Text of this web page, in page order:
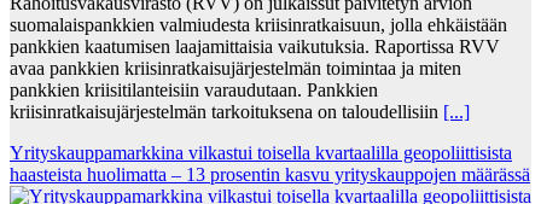
suomalaispankkien valmiudesta kriisinratkaisuun, jolla ehkäistään
pankkien kaatumisen laajamittaisia vaikutuksia. Raportissa RVV
avaa pankkien kriisinratkaisujärjestelmän toimintaa ja miten
pankkien kriisitilanteisiin varaudutaan. Pankkien
kriisinratkaisujärjestelmän tarkoituksena on taloudellisiin [...]
Yrityskauppamarkkina vilkastui toisella kvartaalilla geopoliittisista
haasteista huolimatta – 13 prosentin kasvu yrityskauppojen määrässä